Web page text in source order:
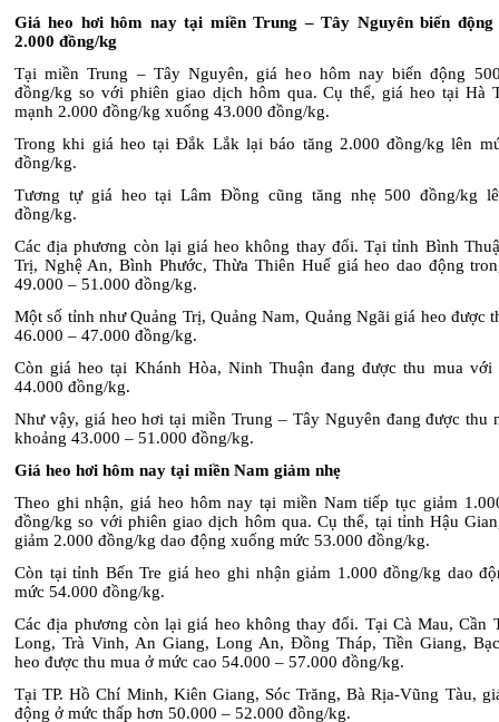
Giá heo hơi hôm nay tại miền Trung – Tây Nguyên biến
2.000 đồng/kg
Tại miền Trung – Tây Nguyên, giá heo hôm nay biến động
đồng/kg so với phiên giao dịch hôm qua. Cụ thể, giá heo tại Hà
mạnh 2.000 đồng/kg xuống 43.000 đồng/kg.
Trong khi giá heo tại Đắk Lắk lại báo tăng 2.000 đồng/kg lên
đồng/kg.
Tương tự giá heo tại Lâm Đồng cũng tăng nhẹ 500 đồng/kg
đồng/kg.
Các địa phương còn lại giá heo không thay đổi. Tại tỉnh Bình
Trị, Nghệ An, Bình Phước, Thừa Thiên Huế giá heo dao động
49.000 – 51.000 đồng/kg.
Một số tỉnh như Quảng Trị, Quảng Nam, Quảng Ngãi giá heo được
46.000 – 47.000 đồng/kg.
Còn giá heo tại Khánh Hòa, Ninh Thuận đang được thu mua với
44.000 đồng/kg.
Như vậy, giá heo hơi tại miền Trung – Tây Nguyên đang được thu
khoảng 43.000 – 51.000 đồng/kg.
Giá heo hơi hôm nay tại miền Nam giảm nhẹ
Theo ghi nhận, giá heo hôm nay tại miền Nam tiếp tục giảm
đồng/kg so với phiên giao dịch hôm qua. Cụ thể, tại tỉnh Hậu
giảm 2.000 đồng/kg dao động xuống mức 53.000 đồng/kg.
Còn tại tỉnh Bến Tre giá heo ghi nhận giảm 1.000 đồng/kg dao
mức 54.000 đồng/kg.
Các địa phương còn lại giá heo không thay đổi. Tại Cà Mau, Cần
Long, Trà Vinh, An Giang, Long An, Đồng Tháp, Tiền Giang,
heo được thu mua ở mức cao 54.000 – 57.000 đồng/kg.
Tại TP. Hồ Chí Minh, Kiên Giang, Sóc Trăng, Bà Rịa-Vũng Tàu,
động ở mức thấp hơn 50.000 – 52.000 đồng/kg.